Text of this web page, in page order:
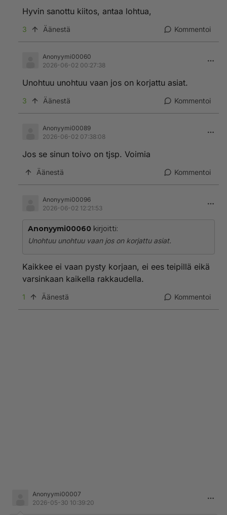
Hyvin sanottu kiitos, antaa lohtua,
3 Äänestä Kommentoi
Anonyymi00060
2026-06-02 00:27:38
Unohtuu unohtuu vaan jos on korjattu asiat.
3 Äänestä Kommentoi
Anonyymi00089
2026-06-02 07:38:08
Jos se sinun toivo on tjsp. Voimia
Äänestä Kommentoi
Anonyymi00096
2026-06-02 12:21:53
Anonyymi00060 kirjoitti:
Unohtuu unohtuu vaan jos on korjattu asiat.
Kaikkee ei vaan pysty korjaan, ei ees teipillä eikä
varsinkaan kaikella rakkaudella.
1 Äänestä Kommentoi
Anonyymi00007
2026-05-30 10:39:20